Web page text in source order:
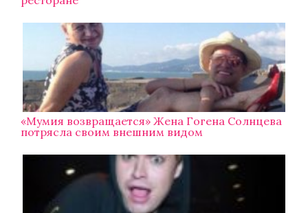
«Мумия возвращается» Жена Гогена Солнцева
потрясла своим внешним видом